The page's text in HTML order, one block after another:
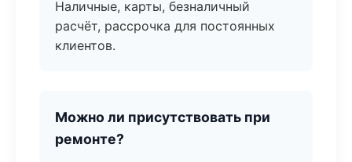
Наличные, карты, безналичный
расчёт, рассрочка для постоянных
клиентов.
Можно ли присутствовать при
ремонте?